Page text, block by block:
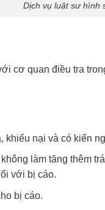
Dịch vụ luật sư hình
cơ quan điều tra
nại và có kiến
làm tăng thêm
với bị cáo.
bị cáo.